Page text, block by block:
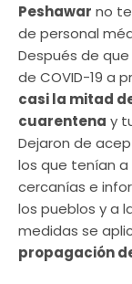
Peshawar no
de personal
Después de
de COVID-19 a
casi la mitad
cuarentena y
Dejaron de
los que tenían
cercanías e
los pueblos y a
medidas se
propagación